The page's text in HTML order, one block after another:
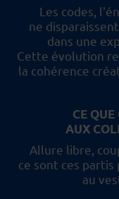
Les codes,
ne
dans une
Cette évolution
la cohérence
CE
AUX
Allure libre,
ce sont ces partis
au